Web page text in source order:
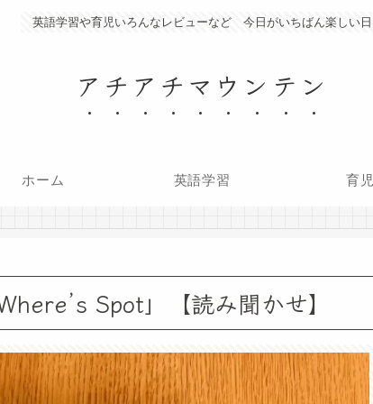
英語学習や育児いろんなレビューなど 今日がいちばん楽しい日
アチアチマウンテン
ホーム 英語学習 育児
Spot」【読み聞かせ】